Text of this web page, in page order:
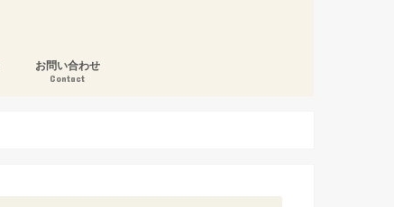
お問い合わせ
Contact